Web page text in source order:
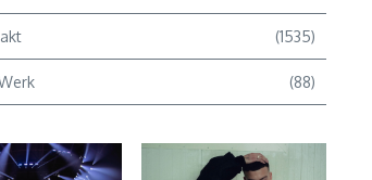
(1535)
(88)